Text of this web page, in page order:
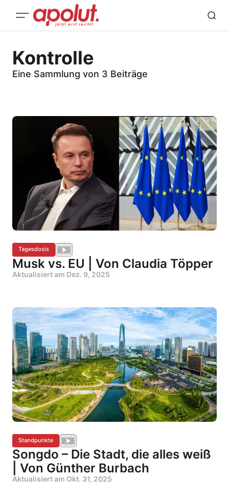
Kontrolle
Eine Sammlung von 3 Beiträge
Tagesdosis
Musk vs. EU | Von Claudia Töpper
Aktualisiert am Dez. 9, 2025
Standpunkte
Songdo – Die Stadt, die alles weiß
| Von Günther Burbach
Aktualisiert am Okt. 31, 2025